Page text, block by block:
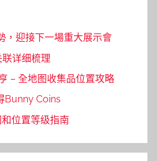
，迎接下一場重大展示會
详细梳理
– 全地图收集品位置攻略
Bunny Coins
位置等级指南